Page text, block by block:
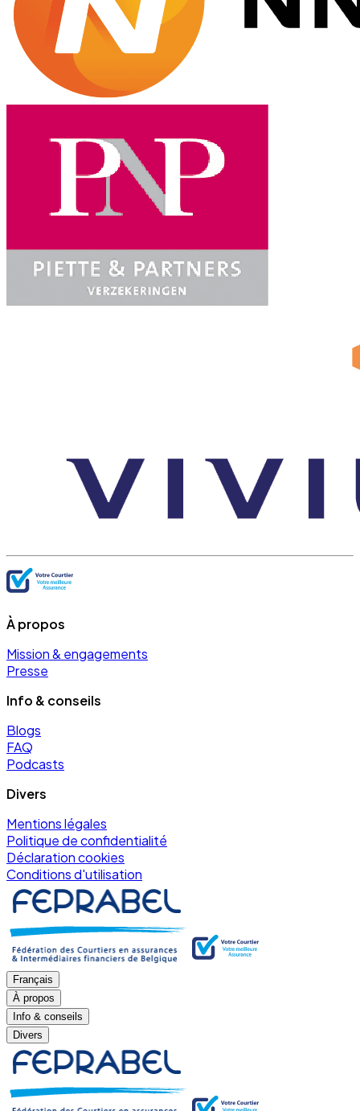
À propos
Mission & engagements
Presse
Info & conseils
Blogs
FAQ
Podcasts
Divers
Mentions légales
Politique de confidentialité
Déclaration cookies
Conditions d'utilisation
Français
À propos
Info & conseils
Divers